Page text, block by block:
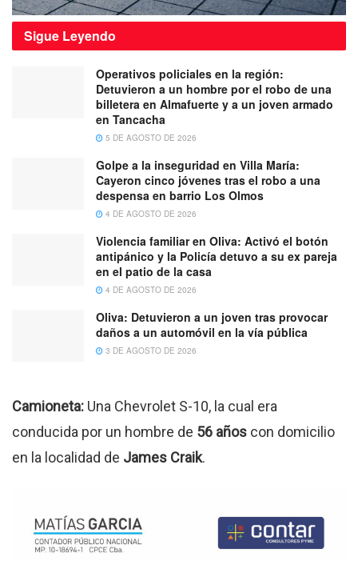
Sigue Leyendo
Operativos policiales en la región:
Detuvieron a un hombre por el robo de una
billetera en Almafuerte y a un joven armado
en Tancacha
5 DE AGOSTO DE 2026
Golpe a la inseguridad en Villa María:
Cayeron cinco jóvenes tras el robo a una
despensa en barrio Los Olmos
4 DE AGOSTO DE 2026
Violencia familiar en Oliva: Activó el botón
antipánico y la Policía detuvo a su ex pareja
en el patio de la casa
4 DE AGOSTO DE 2026
Oliva: Detuvieron a un joven tras provocar
daños a un automóvil en la vía pública
3 DE AGOSTO DE 2026
Camioneta: Una Chevrolet S-10, la cual era
conducida por un hombre de 56 años con domicilio
en la localidad de James Craik.